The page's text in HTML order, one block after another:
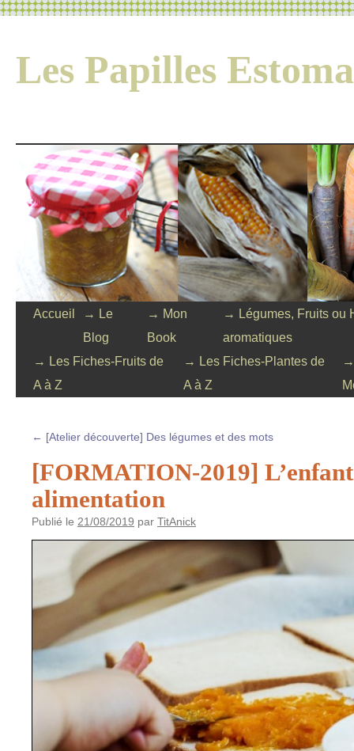
Les Papilles
Accueil
→ Le
Blog
→ Mon
Book
→ Légumes, Fruits ou
aromatiques
→ Les Fiches-Fruits de
A à Z
→ Les Fiches-Plantes de
A à Z
→
← [Atelier découverte] Des légumes et des mots
[FORMATION-2019]
alimentation
Publié le 21/08/2019 par TitAnick